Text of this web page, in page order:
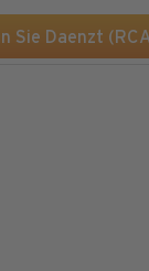
Sie Daenzt